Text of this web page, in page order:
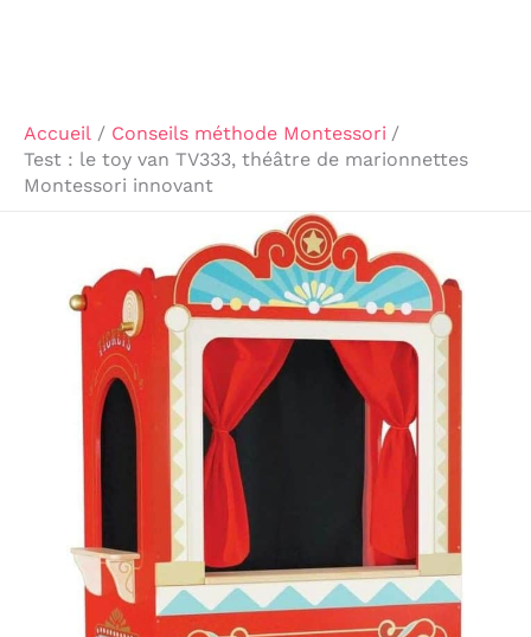
Accueil
Conseils méthode Montessori
Test : le toy van TV333, théâtre de marionnettes
Montessori innovant